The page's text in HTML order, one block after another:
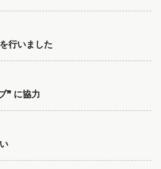
行いました
❞ に協力